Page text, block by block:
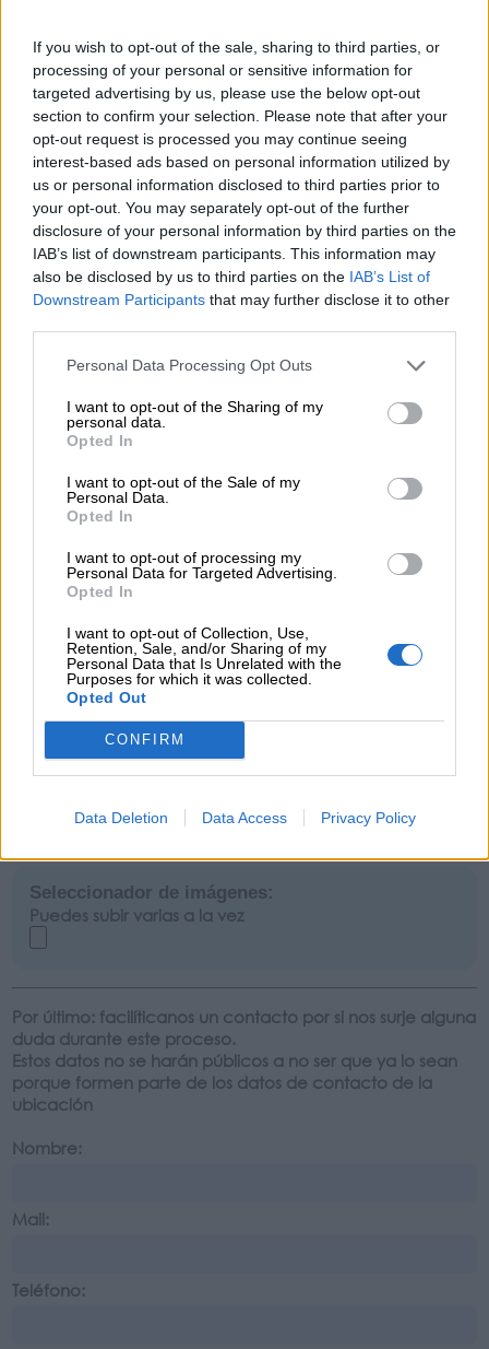
If you wish to opt-out of the sale, sharing to third parties, or
processing of your personal or sensitive information for
targeted advertising by us, please use the below opt-out
section to confirm your selection. Please note that after your
opt-out request is processed you may continue seeing
interest-based ads based on personal information utilized by
us or personal information disclosed to third parties prior to
your opt-out. You may separately opt-out of the further
disclosure of your personal information by third parties on the
IAB’s list of downstream participants. This information may
also be disclosed by us to third parties on the IAB’s List of
Downstream Participants that may further disclose it to other
Personal Data Processing Opt Outs
I want to opt-out of the Sharing of my
personal data.
Opted In
I want to opt-out of the Sale of my
Personal Data.
Opted In
I want to opt-out of processing my
Personal Data for Targeted Advertising.
Opted In
I want to opt-out of Collection, Use,
Retention, Sale, and/or Sharing of my
Personal Data that Is Unrelated with the
Purposes for which it was collected.
Opted Out
CONFIRM
Data Deletion Data Access Privacy Policy
Web:
Facebook:
Instagram:
Twitter:
Pinterest:
Youtube:
Fotografías:
Si puedes, adjunta más de una imagen con buena calidad (mínimo
1000px). En caso de no disponer de imagen, el equipo de Peque Plan
Seleccionador de imágenes:
Puedes subir varias a la vez
Por último: facilíticanos un contacto por si nos surje alguna
duda durante este proceso.
Estos datos no se harán públicos a no ser que ya lo sean
porque formen parte de los datos de contacto de la
ubicación
Nombre:
Mail:
Teléfono: